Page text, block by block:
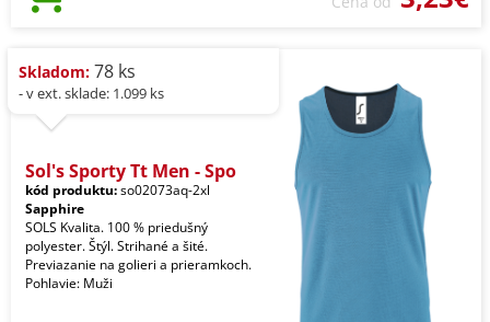
Skladom: 78 ks
- v ext. sklade: 1.099 ks
Sol's Sporty Tt Men - Spo
kód produktu:so02073aq-2xl
Sapphire
SOLS Kvalita. 100 % priedušný
polyester. Štýl. Strihané a šité.
Previazanie na golieri a prieramkoch.
Pohlavie: Muži